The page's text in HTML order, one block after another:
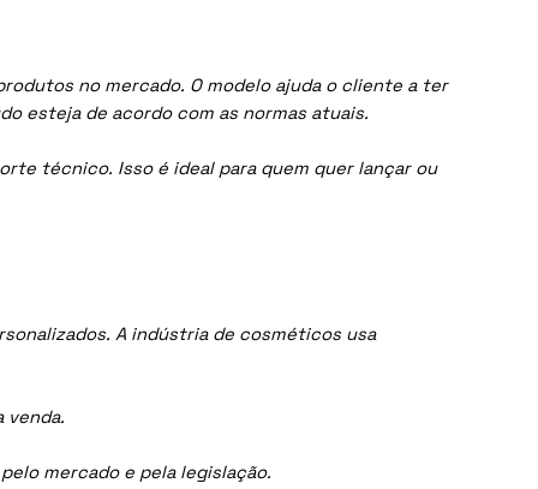
no mercado. O modelo ajuda o cliente a ter
esteja de acordo com as normas atuais.
técnico. Isso é ideal para quem quer lançar ou
A indústria de cosméticos usa
venda.
mercado e pela legislação.